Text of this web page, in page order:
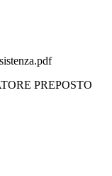
PREPOSTO